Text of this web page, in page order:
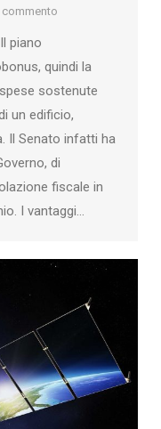
commento
piano
quindi la
sostenute
un edificio,
Il Senato infatti ha
di
fiscale in
I vantaggi…